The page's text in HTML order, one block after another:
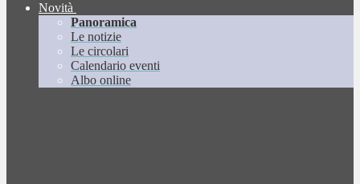
Novità
Panoramica
Le notizie
Le circolari
Calendario eventi
Albo online